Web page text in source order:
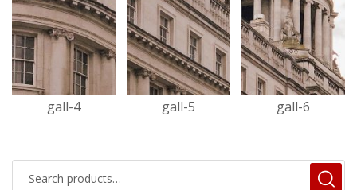
gall-4 gall-5 gall-6